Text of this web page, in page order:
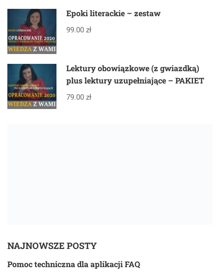
Epoki literackie – zestaw
99.00 zł
Lektury obowiązkowe (z gwiazdką)
plus lektury uzupełniające – PAKIET
79.00 zł
NAJNOWSZE POSTY
Pomoc techniczna dla aplikacji FAQ